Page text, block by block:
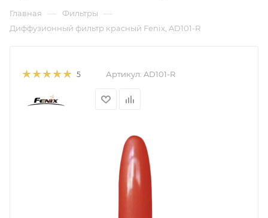
Главная — Фильтры —
Диффузионный фильтр красный Fenix, AD101-R
5 Артикул: AD101-R